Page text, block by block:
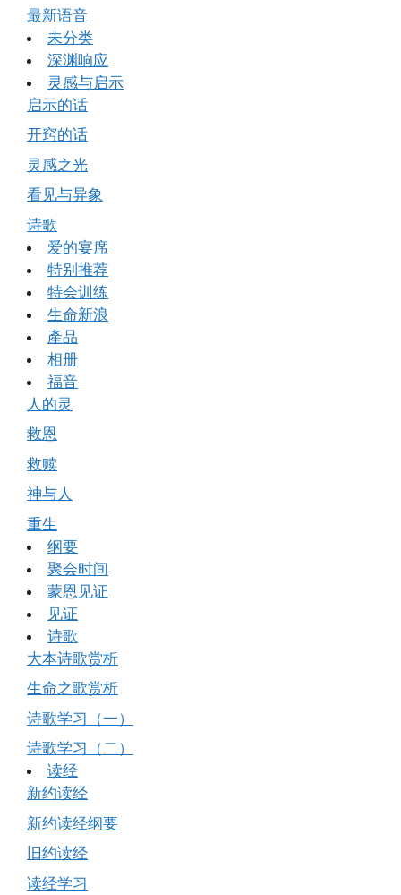
最新语音
未分类
深渊响应
灵感与启示
启示的话
开窍的话
灵感之光
看见与异象
诗歌
爱的宴席
特别推荐
特会训练
生命新浪
產品
相册
福音
人的灵
救恩
救赎
神与人
重生
纲要
聚会时间
蒙恩见证
见证
诗歌
大本诗歌赏析
生命之歌赏析
诗歌学习（一）
诗歌学习（二）
读经
新约读经
新约读经纲要
旧约读经
读经学习